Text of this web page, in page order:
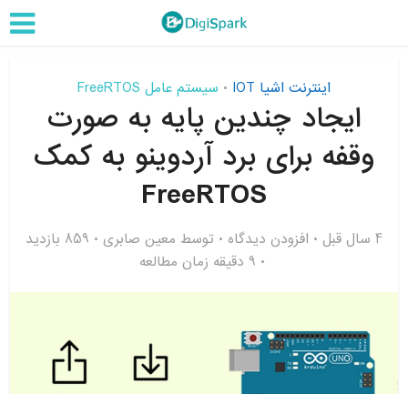
اینترنت اشیا IOT • سیستم عامل FreeRTOS
ایجاد چندین پایه به صورت
وقفه برای برد آردوینو به کمک
FreeRTOS
4 سال قبل افزودن دیدگاه توسط معین صابری
859 بازدید
9 دقیقه زمان مطالعه